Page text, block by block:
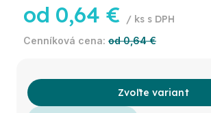
od 0,64 €
od 0,64 € / ks
Zvoľte variant